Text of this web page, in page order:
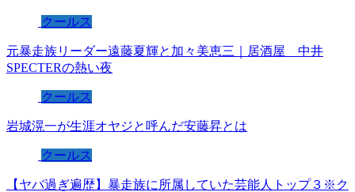
クールス
元暴走族リーダー遠藤夏輝と加々美恵三｜居酒屋 中井
SPECTERの熱い夜
クールス
岩城滉一が生涯オヤジと呼んだ安藤昇とは
クールス
【ヤバ過ぎ遍歴】暴走族に所属していた芸能人トップ３※ク